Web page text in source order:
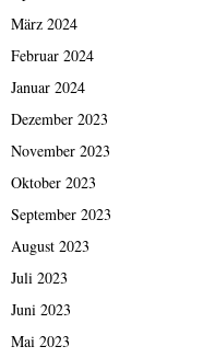
März 2024
Februar 2024
Januar 2024
Dezember 2023
November 2023
Oktober 2023
September 2023
August 2023
Juli 2023
Juni 2023
Mai 2023